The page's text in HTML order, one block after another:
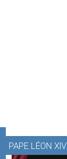
PAPE LÉON XIV